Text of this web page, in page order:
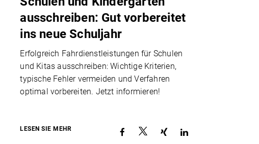
ausschreiben: Gut vorbereitet
ins neue Schuljahr
Erfolgreich Fahrdienstleistungen für Schulen
und Kitas ausschreiben: Wichtige Kriterien,
typische Fehler vermeiden und Verfahren
optimal vorbereiten. Jetzt informieren!
LESEN SIE MEHR